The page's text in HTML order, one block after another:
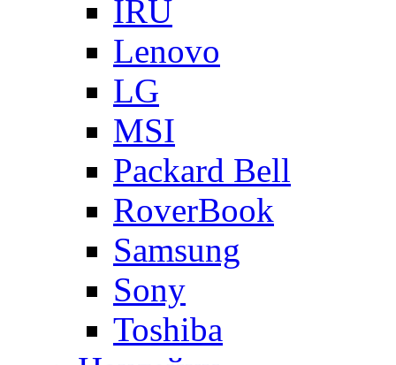
IRU
Lenovo
LG
MSI
Packard Bell
RoverBook
Samsung
Sony
Toshiba